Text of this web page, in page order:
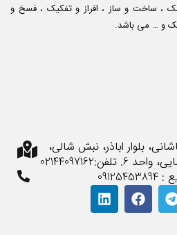
، ساخت و ساز ، افراز و تفکیک ، فسخ و
و … می باشد.
بلوار اباذر، نبش شالی،